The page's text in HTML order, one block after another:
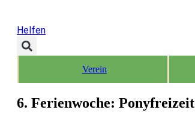
Helfen
Verein
6. Ferienwoche: Ponyfreizeit